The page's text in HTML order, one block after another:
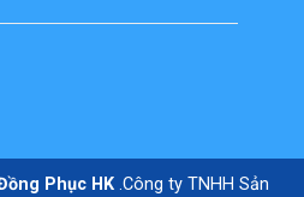
Phục HK .Công ty TNHH Sản